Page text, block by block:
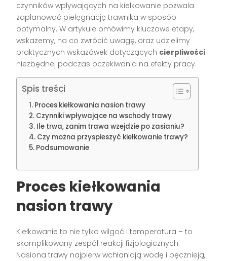
czynników wpływających na kiełkowanie pozwala
zaplanować pielęgnację trawnika w sposób
optymalny. W artykule omówimy kluczowe etapy,
wskażemy, na co zwrócić uwagę, oraz udzielimy
praktycznych wskazówek dotyczących cierpliwości
niezbędnej podczas oczekiwania na efekty pracy.
Spis treści
Proces kiełkowania nasion trawy
Czynniki wpływające na wschody trawy
Ile trwa, zanim trawa wzejdzie po zasianiu?
Czy można przyspieszyć kiełkowanie trawy?
Podsumowanie
Proces kiełkowania
nasion trawy
Kiełkowanie to nie tylko wilgoć i temperatura – to
skomplikowany zespół reakcji fizjologicznych.
Nasiona trawy najpierw wchłaniają wodę i pęcznieją,